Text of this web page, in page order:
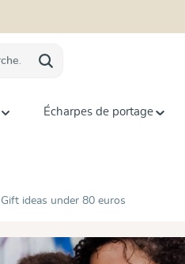
Écharpes de portage
Gift ideas under 80 euros